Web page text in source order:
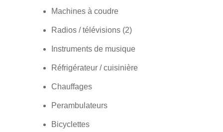
Machines à coudre
Radios / télévisions (2)
Instruments de musique
Réfrigérateur / cuisinière
Chauffages
Perambulateurs
Bicyclettes